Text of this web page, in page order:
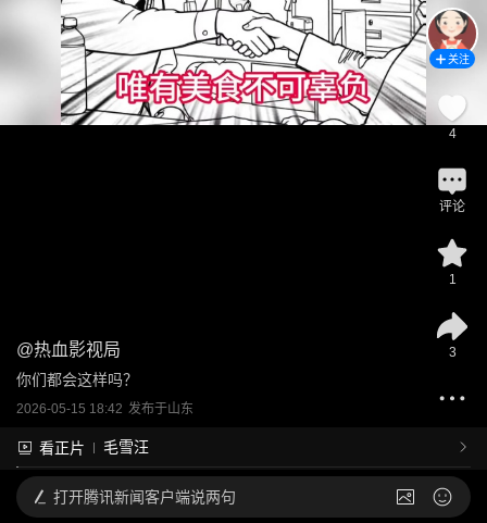
@热血影视局
你们都会这样吗？
2026-05-15 18:42 发布于山东
看正片 毛雪汪
关注
4
评论
1
3
打开腾讯新闻客户端说两句